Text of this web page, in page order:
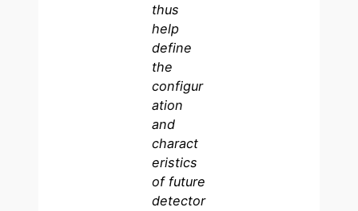
thus
help
define
the
configur
ation
and
charact
eristics
of future
detector